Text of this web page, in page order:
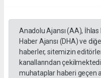
Anadolu Ajansı (AA),
Haber Ajansı (DHA) ve
haberler, sitemizin
kanallarından
muhataplar haberi geçen